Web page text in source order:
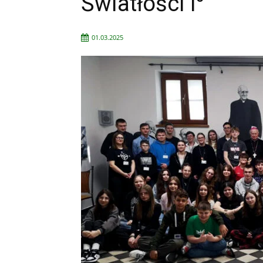
01.03.2025